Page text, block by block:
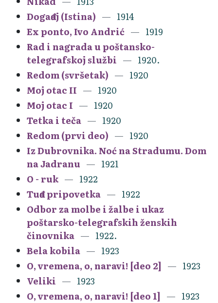
Događaj (Istina)
1914
Ex ponto, Ivo Andrić
1919
Rad i nagrada u poštansko-
telegrafskoj službi
1920.
Redom (svršetak)
1920
Moj otac II
1920
Moj otac I
1920
Tetka i teča
1920
Redom (prvi deo)
1920
Iz Dubrovnika. Noć na Stradumu. Dom
na Jadranu
1921
O - ruk
1922
Tuđa pripovetka
1922
Odbor za molbe i žalbe i ukaz
poštarsko-telegrafskih ženskih
činovnika
1922.
Bela kobila
1923
O, vremena, o, naravi! [deo 2]
1923
Veliki
1923
O, vremena, o, naravi! [deo 1]
1923